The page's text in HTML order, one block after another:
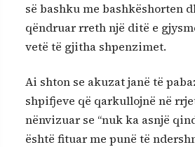
së bashku me bashkëshorten
qëndruar rreth një ditë e
vetë të gjitha shpenzimet.
Ai shton se akuzat janë të
shpifjeve që qarkullojnë në
nënvizuar se “nuk ka asnjë
është fituar me punë të